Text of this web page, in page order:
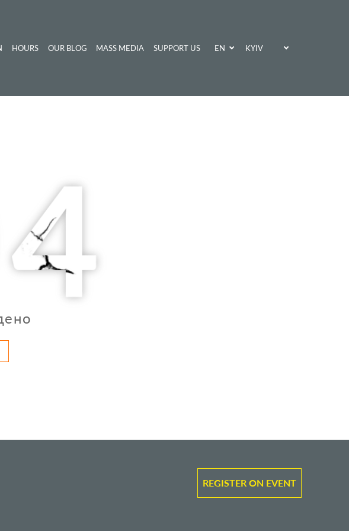
HOURS OUR BLOG MASS MEDIA
SUPPORT US
EN
KYIV
REGISTER ON EVENT